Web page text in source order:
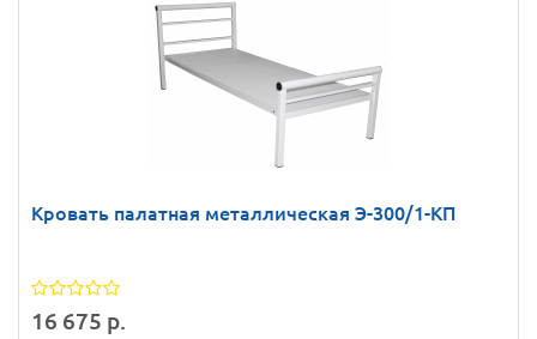
Кровать палатная металлическая Э-300/1-КП
16 675 р.